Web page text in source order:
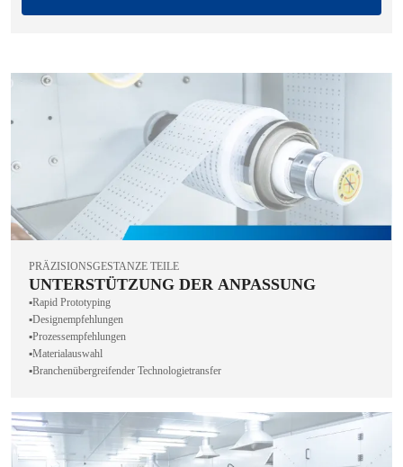
PRÄZISIONSGESTANZE TEILE
UNTERSTÜTZUNG DER ANPASSUNG
▪️Rapid Prototyping
▪️Designempfehlungen
▪️Prozessempfehlungen
▪️Materialauswahl
▪️Branchenübergreifender Technologietransfer